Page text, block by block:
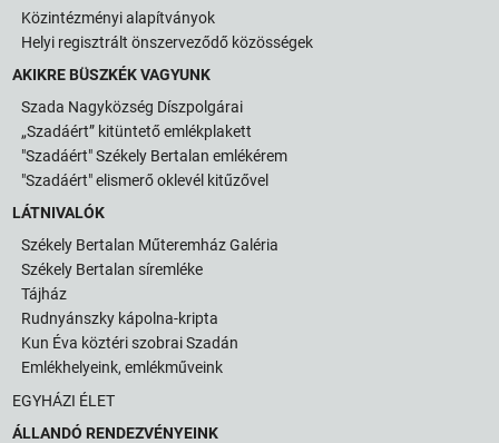
Közintézményi alapítványok
Helyi regisztrált önszerveződő közösségek
AKIKRE BÜSZKÉK VAGYUNK
Szada Nagyközség Díszpolgárai
„Szadáért” kitüntető emlékplakett
"Szadáért" Székely Bertalan emlékérem
"Szadáért" elismerő oklevél kitűzővel
LÁTNIVALÓK
Székely Bertalan Műteremház Galéria
Székely Bertalan síremléke
Tájház
Rudnyánszky kápolna-kripta
Kun Éva köztéri szobrai Szadán
Emlékhelyeink, emlékműveink
EGYHÁZI ÉLET
ÁLLANDÓ RENDEZVÉNYEINK